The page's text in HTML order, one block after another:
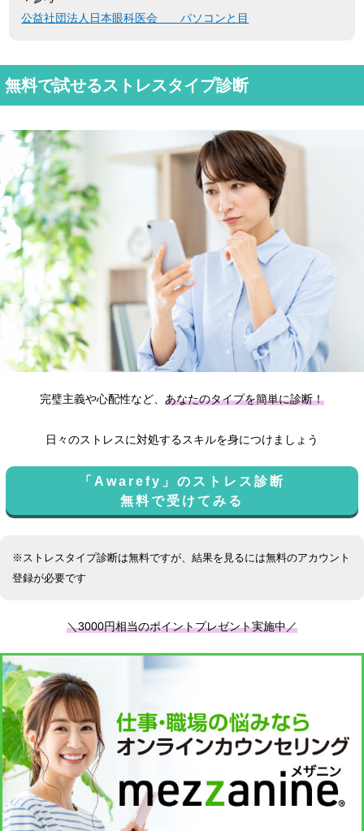
公益社団法人日本眼科医会 パソコンと目
無料で試せるストレスタイプ診断
完璧主義や心配性など、 あなたのタイプを簡単に診断！
日々のストレスに対処するスキルを身につけましょう
「Awarefy」のストレス診断
無料で受けてみる
※ストレスタイプ診断は無料ですが、結果を見るには無料のアカウント
登録が必要です
＼3000円相当のポイントプレゼント実施中／